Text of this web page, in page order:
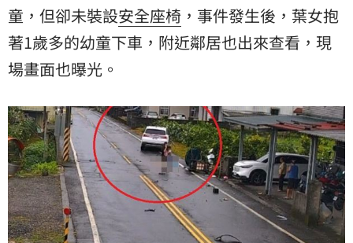
童，但卻未裝設安全座椅 ，事件發生後，葉女抱
著1歲多的幼童下車，附近鄰居也出來查看，現
場畫面也曝光。